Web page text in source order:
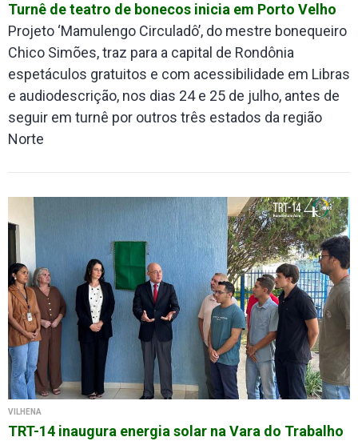
Turnê de teatro de bonecos inicia em Porto Velho
Projeto ‘Mamulengo Circuladô’, do mestre bonequeiro
Chico Simões, traz para a capital de Rondônia
espetáculos gratuitos e com acessibilidade em Libras
e audiodescrição, nos dias 24 e 25 de julho, antes de
seguir em turnê por outros três estados da região
Norte
VILHENA
TRT-14 inaugura energia solar na Vara do Trabalho